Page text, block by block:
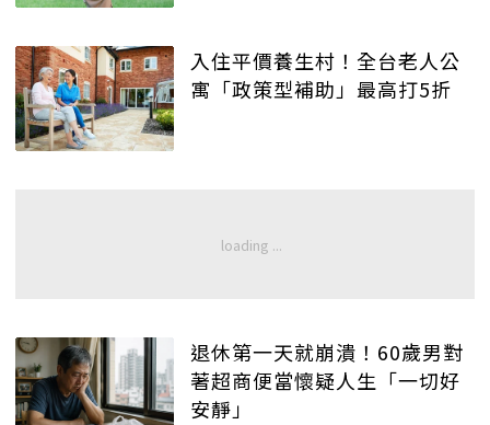
入住平價養生村！全台老人公
寓「政策型補助」最高打5折
退休第一天就崩潰！60歲男對
著超商便當懷疑人生「一切好
安靜」